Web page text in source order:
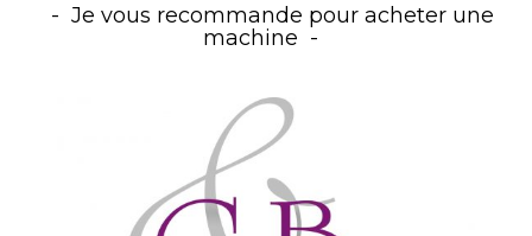
Je vous recommande pour acheter une
machine